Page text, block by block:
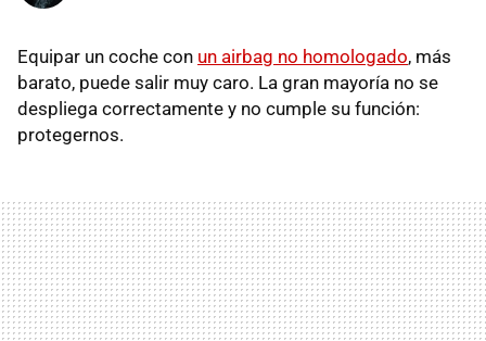
Equipar un coche con un airbag no homologado, más
barato, puede salir muy caro. La gran mayoría no se
despliega correctamente y no cumple su función:
protegernos.